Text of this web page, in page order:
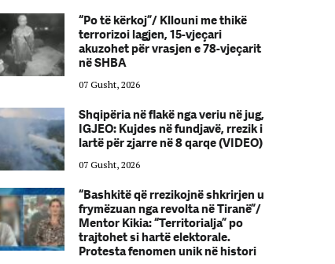
“Po të kërkoj”/ Kllouni me thikë
terrorizoi lagjen, 15-vjeçari
akuzohet për vrasjen e 78-vjeçarit
në SHBA
07 Gusht, 2026
Shqipëria në flakë nga veriu në jug,
IGJEO: Kujdes në fundjavë, rrezik i
lartë për zjarre në 8 qarqe (VIDEO)
07 Gusht, 2026
“Bashkitë që rrezikojnë shkrirjen u
frymëzuan nga revolta në Tiranë”/
Mentor Kikia: “Territorialja” po
trajtohet si hartë elektorale.
Protesta fenomen unik në histori